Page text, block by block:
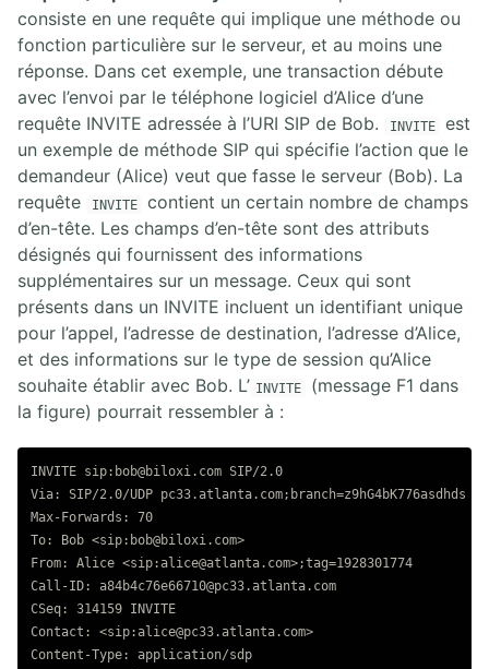
consiste en une requête qui implique une méthode ou
fonction particulière sur le serveur, et au moins une
réponse. Dans cet exemple, une transaction débute
avec l’envoi par le téléphone logiciel d’Alice d’une
requête INVITE adressée à l’URI SIP de Bob.
INVITE
est
un exemple de méthode SIP qui spécifie l’action que le
demandeur (Alice) veut que fasse le serveur (Bob). La
requête
INVITE
contient un certain nombre de champs
d’en-tête. Les champs d’en-tête sont des attributs
désignés qui fournissent des informations
supplémentaires sur un message. Ceux qui sont
présents dans un INVITE incluent un identifiant unique
pour l’appel, l’adresse de destination, l’adresse d’Alice,
et des informations sur le type de session qu’Alice
souhaite établir avec Bob. L’ INVITE
(message F1 dans
la figure) pourrait ressembler à :
INVITE sip:bob@biloxi.com SIP/2.0
Via: SIP/2.0/UDP pc33.atlanta.com;branch=z9hG4bK776asdhds
Max-Forwards: 70
To: Bob <sip:bob@biloxi.com>
From: Alice <sip:alice@atlanta.com>;tag=1928301774
Call-ID: a84b4c76e66710@pc33.atlanta.com
CSeq: 314159 INVITE
Contact: <sip:alice@pc33.atlanta.com>
Content-Type: application/sdp